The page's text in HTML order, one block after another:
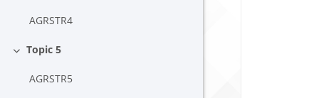
AGRSTR4
Daralt
Topic 5
AGRSTR5